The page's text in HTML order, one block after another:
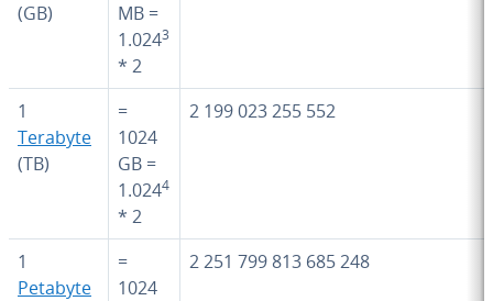
(GB)
MB =
1.0243
* 2
1
Terabyte
(TB)
=
1024
GB =
1.0244
* 2
2 199 023 255 552
1
Petabyte
=
1024
2 251 799 813 685 248